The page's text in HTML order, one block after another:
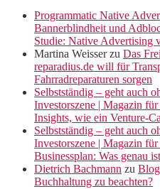
Programmatic Native
Bannerblindheit und
Studie: Native Advertising
Martina Weisserzu Das
reparadius.de will für
Fahrradreparaturen sorgen
Selbstständig – geht auch
Investorszene | Magazin
Insights, wie ein Venture-
Selbstständig – geht auch
Investorszene | Magazin
Businessplan: Was genau
Dietrich Bachmann zu
Buchhaltung zu beachten?